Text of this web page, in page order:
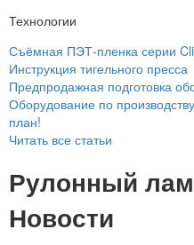
Технологии
Съёмная ПЭТ-пленка серии
Инструкция тигельного пресса
Предпродажная подготовка
Оборудование по
план!
Читать все статьи
Рулонный
Новости